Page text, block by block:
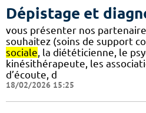
Dépistage et
vous présenter nos
souhaitez (soins de support
sociale, la diététicienne, le
kinésithérapeute, les
d’écoute, d
18/02/2026 15:25